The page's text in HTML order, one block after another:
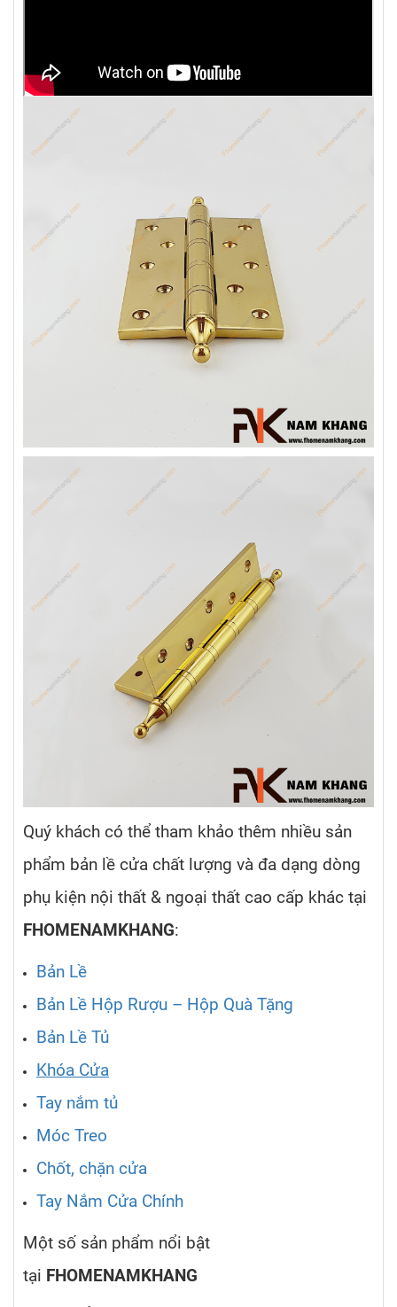
Quý khách có thể tham khảo thêm nhiều sản
phẩm bản lề cửa chất lượng và đa dạng dòng
phụ kiện nội thất & ngoại thất cao cấp khác tại
FHOMENAMKHANG:
Bản Lề
Bản Lề Hộp Rượu – Hộp Quà Tặng
Bản Lề Tủ
Khóa Cửa
Tay nắm tủ
Móc Treo
Chốt, chặn cửa
Tay Nắm Cửa Chính
Một số sản phẩm nổi bật
tại FHOMENAMKHANG